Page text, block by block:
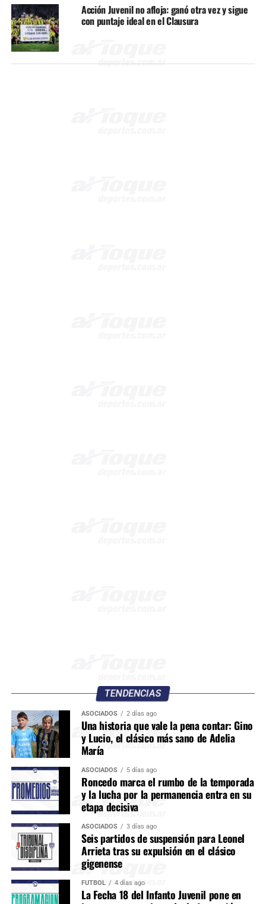
Acción Juvenil no afloja: ganó otra vez y sigue
con puntaje ideal en el Clausura
TENDENCIAS
ASOCIADOS 2 días ago
Una historia que vale la pena contar: Gino
y Lucio, el clásico más sano de Adelia
María
ASOCIADOS 5 días ago
Roncedo marca el rumbo de la temporada
y la lucha por la permanencia entra en su
etapa decisiva
ASOCIADOS 3 días ago
Seis partidos de suspensión para Leonel
Arrieta tras su expulsión en el clásico
gigenense
FÚTBOL 4 días ago
La Fecha 18 del Infanto Juvenil pone en